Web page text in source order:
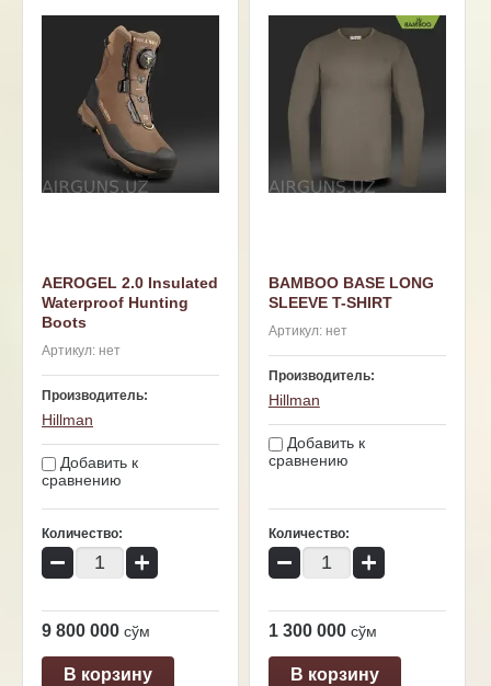
AEROGEL 2.0 Insulated
Waterproof Hunting
Boots
Артикул: нет
Производитель:
Hillman
Добавить к
сравнению
Количество:
− +
9 800 000 сўм
В корзину
BAMBOO BASE LONG
SLEEVE T-SHIRT
Артикул:нет
Производитель:
Hillman
Добавить к
сравнению
Количество:
− +
1 300 000 сўм
В корзину